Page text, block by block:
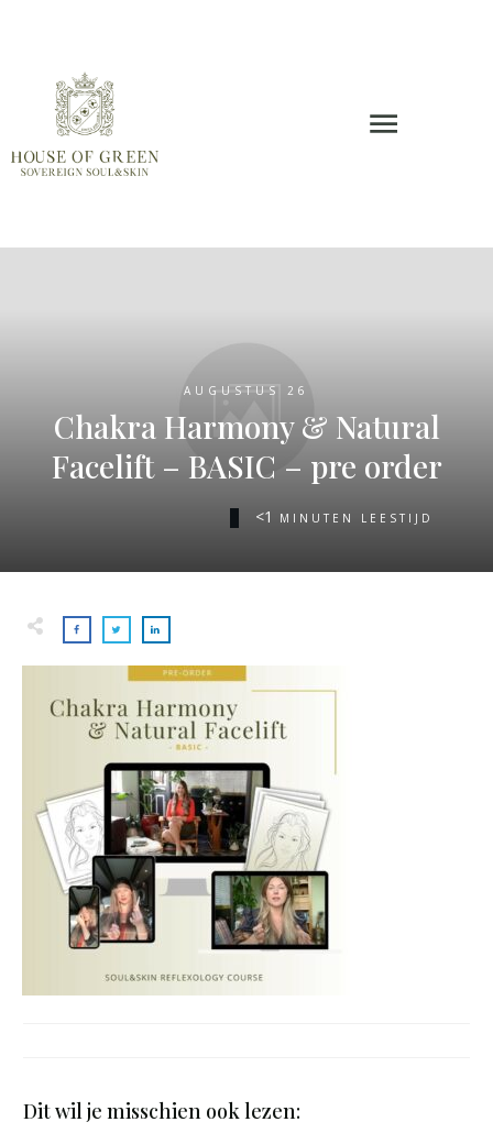
AUGUSTUS 26
Chakra Harmony & Natural
Facelift – BASIC – pre order
<1 MINUTEN LEESTIJD
Dit wil je misschien ook lezen: